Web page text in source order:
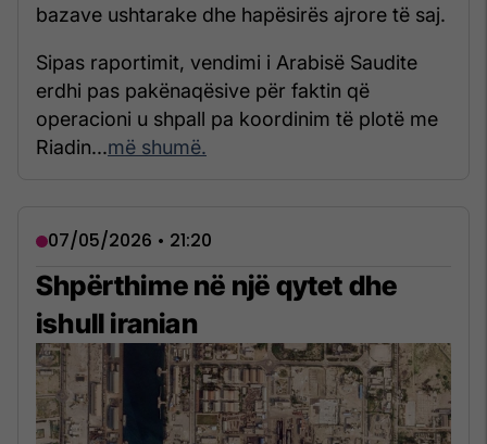
bazave ushtarake dhe hapësirës ajrore të saj.
Sipas raportimit, vendimi i Arabisë Saudite
erdhi pas pakënaqësive për faktin që
operacioni u shpall pa koordinim të plotë me
Riadin...më shumë.
07/05/2026 • 21:20
Shpërthime në një qytet dhe
ishull iranian